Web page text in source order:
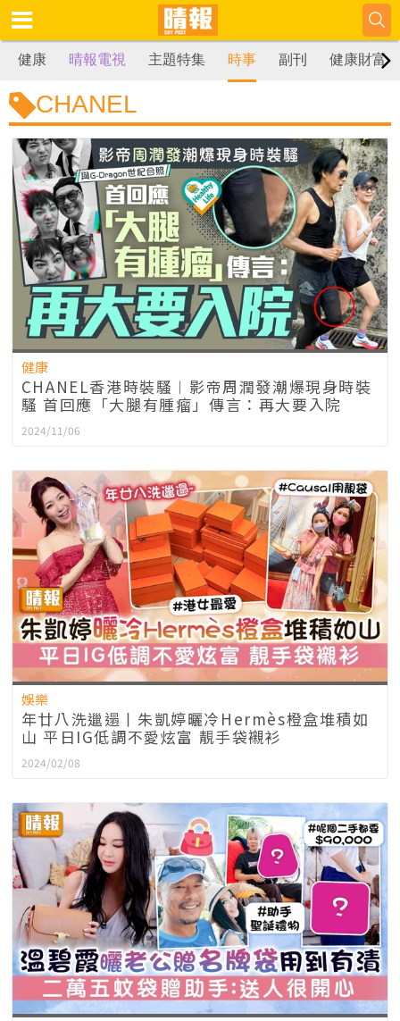
健康 晴報電視 主題特集 時事 副刊 健康財富
CHANEL
健康
CHANEL香港時裝騷︱影帝周潤發潮爆現身時裝
騷 首回應「大腿有腫瘤」傳言：再大要入院
2024/11/06
娛樂
年廿八洗邋遢丨朱凱婷曬冷Hermès橙盒堆積如
山 平日IG低調不愛炫富 靚手袋襯衫
2024/02/08